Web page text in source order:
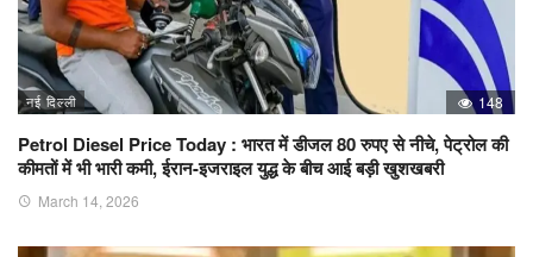
नई दिल्ली 148
Petrol Diesel Price Today : भारत में डीजल 80 रुपए से नीचे, पेट्रोल की
कीमतों में भी भारी कमी, ईरान-इजराइल युद्ध के बीच आई बड़ी खुशखबरी
March 14, 2026